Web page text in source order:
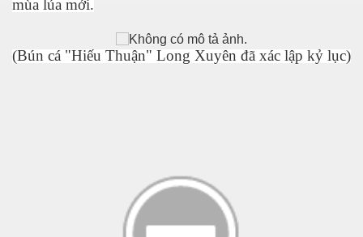
mùa lúa mới.
(Bún cá "Hiếu Thuận" Long Xuyên đã xác lập kỷ lục)